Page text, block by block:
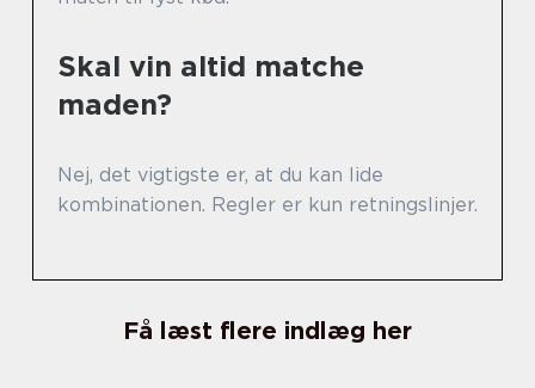
Skal vin altid matche
maden?
Nej, det vigtigste er, at du kan lide
kombinationen. Regler er kun retningslinjer.
Få læst flere indlæg her